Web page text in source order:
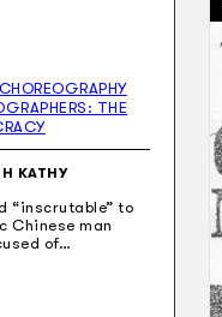
THE
KATHY
“inscrutable” to
Chinese man
of…